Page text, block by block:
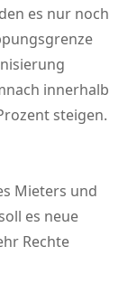
es nur noch
innerhalb
steigen.
Mieters und
es neue
Rechte